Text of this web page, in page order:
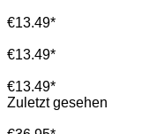
€13.49*
€13.49*
€13.49*
Zuletzt gesehen